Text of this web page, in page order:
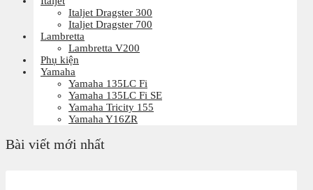
Italjet Dragster 300
Italjet Dragster 700
Lambretta
Lambretta V200
Phụ kiện
Yamaha
Yamaha 135LC Fi
Yamaha 135LC Fi SE
Yamaha Tricity 155
Yamaha Y16ZR
Bài viết mới nhất